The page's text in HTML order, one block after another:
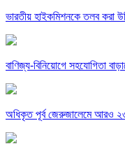
ভারতীয় হাইকমিশনকে তলব করা
বাণিজ্য-বিনিয়োগে সহযোগিতা
অধিকৃত পূর্ব জেরুজালেমে আরও